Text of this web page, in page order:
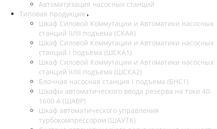
Автоматизация насосных станций
Типовая продукция
Шкаф Силовой Коммутации и Автоматики насосных
станций II/III подъема (СКАА)
Шкаф Силовой Коммутации и Автоматики насосных
станций I подъема (ШСКА1)
Шкаф Силовой Коммутации и Автоматики насосных
станций II/III подъема (ШСКА2)
Блочная насосная станция I подъема (БНС1)
Шкафы автоматического ввода резерва на токи 40-
1600 А (ШАВР)
Шкаф автоматического управления
турбокомпрессором (ШАУТК)